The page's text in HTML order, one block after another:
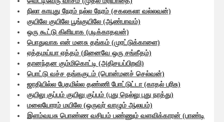
நிலா காயுது நேரம் நல்ல நேரம் (சகலகலா வல்லவன்)
குயிலே குயிலே பூங்குயிலே (ஆண்பாவம்)
ஒரு கூட்டு கிளியாக (படிக்காதவன்)
பொதுவாக என் மனசு தங்கம் (முரட்டுக்காளை)
ஏத்தமய்யா ஏத்தம் (நினைவே ஒரு சங்கீதம்)
தானந்தன கும்மிகொட்டி (அதிசயப்பிறவி)
பொட்டு வச்ச தங்ககுடம் (பொன்மனச் செல்வன்)
ஜாதியில்ல பேதமில்ல தண்ணி போட்டுட்டா (காதல் பரிசு)
குயிலு குப்பம் குயிலு குப்பம் (புது நெல்லு புது நாத்து)
மலையோரம் மயிலே (ஒருவர் வாழும் ஆலயம்)
இளம்வயசு பொண்ண வசியம் பண்ணும் வளவிக்காரன் (பாண்டி